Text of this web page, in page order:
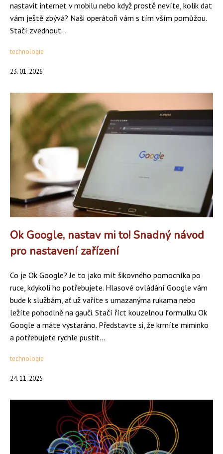
nastavit internet v mobilu nebo když prostě nevíte, kolik dat
vám ještě zbývá? Naši operátoři vám s tím vším pomůžou.
Stačí zvednout...
technologie
23. 01. 2026
Ok Google, nastav mi to! Snadný návod
pro nastavení zařízení
Co je Ok Google? Je to jako mít šikovného pomocníka po
ruce, kdykoli ho potřebujete. Hlasové ovládání Google vám
bude k službám, ať už vaříte s umazanýma rukama nebo
ležíte pohodlně na gauči. Stačí říct kouzelnou formulku Ok
Google a máte vystaráno. Představte si, že krmíte miminko
a potřebujete rychle pustit...
technologie
24. 11. 2025